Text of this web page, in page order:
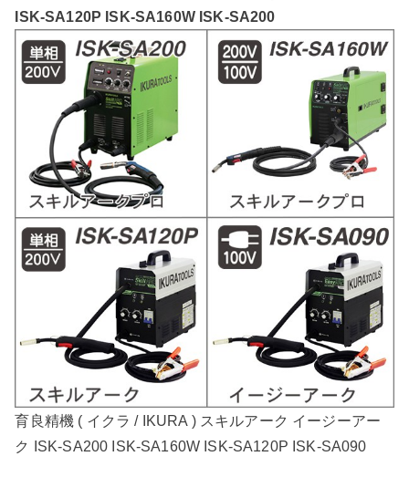
ISK-SA120P ISK-SA160W ISK-SA200
育良精機 ( イクラ / IKURA ) スキルアーク イージーアー
ク ISK-SA200 ISK-SA160W ISK-SA120P ISK-SA090